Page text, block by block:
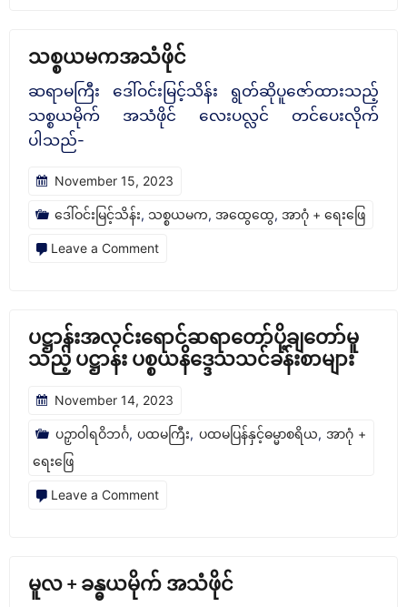
ဌာ
န်း
အလင်းရောင်
ဆရာတော်
တော်
မူ
န်း
ဝါ
ရ
သစ္စယမကအသံဖိုင်
ဆရာမကြီး ‌ဒေါ်ဝင်းမြင့်သိန်း ရွတ်ဆိုပူဇော်ထားသည့်
သစ္စယမိုက် အသံဖိုင် လေးပလ္လင် တင်ပေးလိုက်
ပါသည်-
November 15, 2023
ဒေါ်ဝင်းမြင့်သိန်း, သစ္စယမက, အထွေထွေ, အာဂုံ + ရေးဖြေ
Leave a Commenton
စ
ယမက
ပဋ္ဌာန်းအလင်းရောင်ဆရာတော်ပို့ချတော်မူ
သည့် ပဋ္ဌာန်း ပစ္စယနိဒ္ဒေသသင်ခန်းစာများ
November 14, 2023
ပဉှာဝါရဝိဘင်္ဂ,ပထမကြီး, ပထမပြန်နှင့်ဓမ္မာစရိယ, အာဂုံ +
ရေးဖြေ
Leave a Commenton
ဌာ
မူလ + ခန္ဓယမိုက် အသံဖိုင်